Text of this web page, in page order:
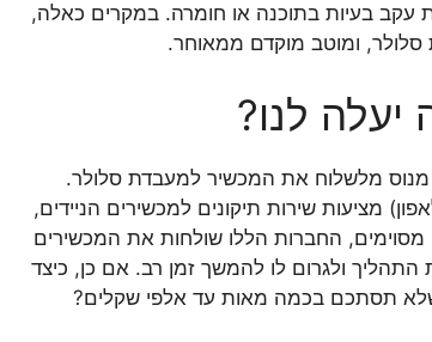
עקב בעיות בתוכנה או חומרה. במקרים כאלה,
סלולר, ומוטב מוקדם ממאוחר.
יעלה לנו?
מנוס מלשלוח את המכשיר למעבדת סלולר.
מציעות שירות תיקונים למכשירים הניידים,
החברות הללו שולחות את המכשירים
ולגרום לו להמשך זמן רב. אם כן, כיצד
תסתכם בכמה מאות עד אלפי שקלים?